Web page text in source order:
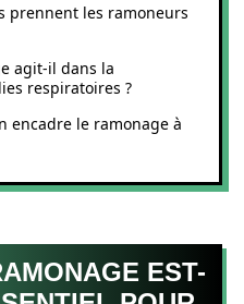
prennent les ramoneurs
agit-il dans la
respiratoires ?
encadre le ramonage à
EST-